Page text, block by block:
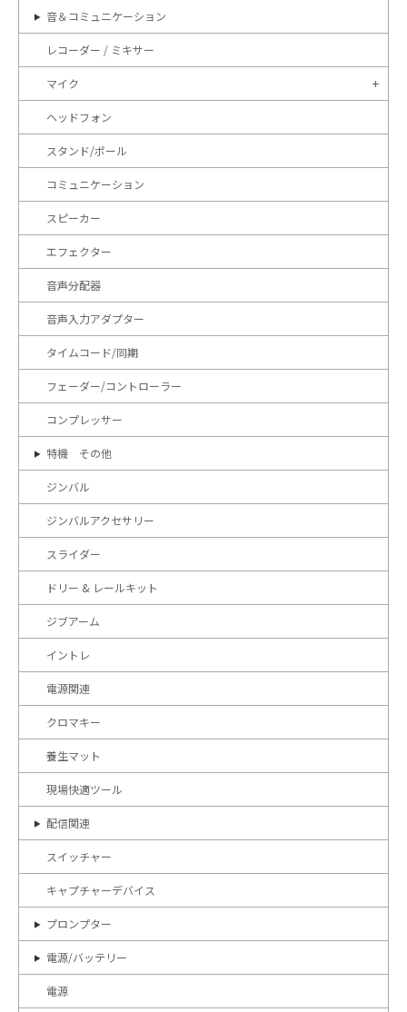
音＆コミュニケーション
レコーダー / ミキサー
マイク
ヘッドフォン
スタンド/ポール
コミュニケーション
スピーカー
エフェクター
音声分配器
音声入力アダプター
タイムコード/同期
フェーダー/コントローラー
コンプレッサー
特機 その他
ジンバル
ジンバルアクセサリー
スライダー
ドリー & レールキット
ジブアーム
イントレ
電源関連
クロマキー
養生マット
現場快適ツール
配信関連
スイッチャー
キャプチャーデバイス
プロンプター
電源/バッテリー
電源